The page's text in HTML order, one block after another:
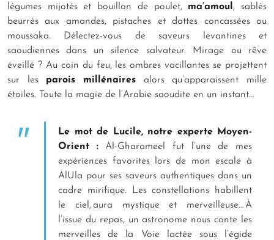
légumes mijotés et bouillon de poulet, ma’amoul , sablés
beurrés aux amandes, pistaches et dattes concassées ou
moussaka. Délectez-vous de saveurs levantines et
saoudiennes dans un silence salvateur. Mirage ou rêve
éveillé ? Au coin du feu, les ombres vacillantes se projettent
sur les parois millénaires alors qu’apparaissent mille
étoiles. Toute la magie de l’Arabie saoudite en un instant…
Le mot de Lucile, notre experte Moyen-
Orient :Al-Gharameel fut l’une de mes
expériences favorites lors de mon escale à
AlUla pour ses saveurs authentiques dans un
cadre mirifique. Les constellations habillent
le ciel, aura mystique et merveilleuse… À
l’issue du repas, un astronome nous conte les
merveilles de la Voie lactée sous l’égide